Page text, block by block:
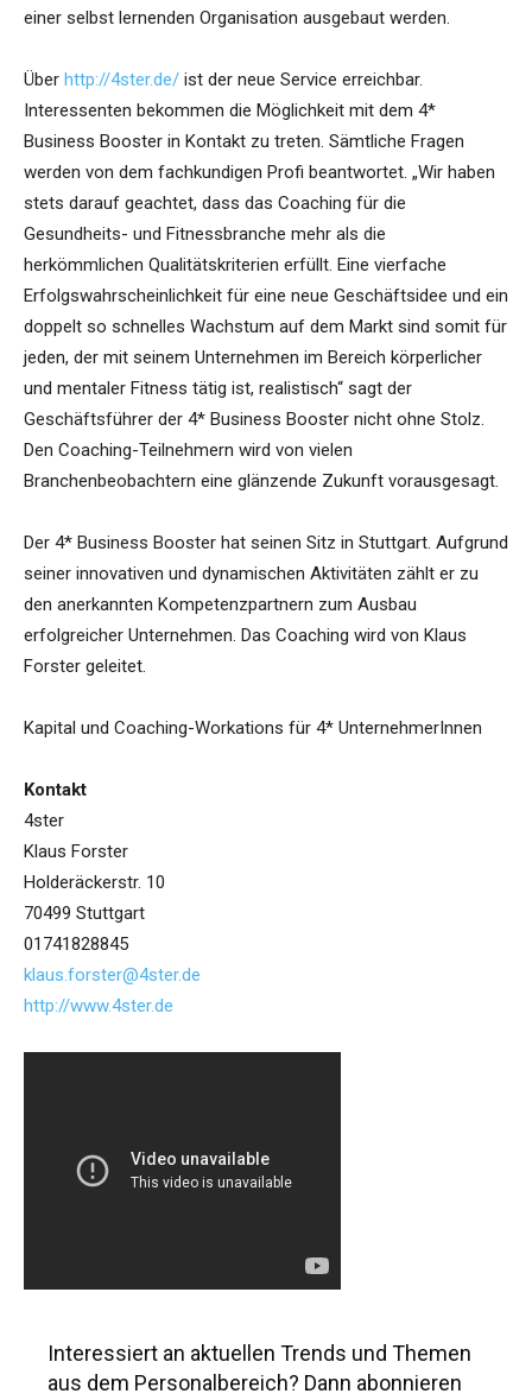
einer selbst lernenden Organisation ausgebaut werden.
Über http://4ster.de/ ist der neue Service erreichbar.
Interessenten bekommen die Möglichkeit mit dem 4*
Business Booster in Kontakt zu treten. Sämtliche Fragen
werden von dem fachkundigen Profi beantwortet. „Wir haben
stets darauf geachtet, dass das Coaching für die
Gesundheits- und Fitnessbranche mehr als die
herkömmlichen Qualitätskriterien erfüllt. Eine vierfache
Erfolgswahrscheinlichkeit für eine neue Geschäftsidee und ein
doppelt so schnelles Wachstum auf dem Markt sind somit für
jeden, der mit seinem Unternehmen im Bereich körperlicher
und mentaler Fitness tätig ist, realistisch“ sagt der
Geschäftsführer der 4* Business Booster nicht ohne Stolz.
Den Coaching-Teilnehmern wird von vielen
Branchenbeobachtern eine glänzende Zukunft vorausgesagt.
Der 4* Business Booster hat seinen Sitz in Stuttgart. Aufgrund
seiner innovativen und dynamischen Aktivitäten zählt er zu
den anerkannten Kompetenzpartnern zum Ausbau
erfolgreicher Unternehmen. Das Coaching wird von Klaus
Forster geleitet.
Kapital und Coaching-Workations für 4* UnternehmerInnen
Kontakt
4ster
Klaus Forster
Holderäckerstr. 10
70499 Stuttgart
01741828845
klaus.forster@4ster.de
http://www.4ster.de
Interessiert an aktuellen Trends und Themen
aus dem Personalbereich? Dann abonnieren